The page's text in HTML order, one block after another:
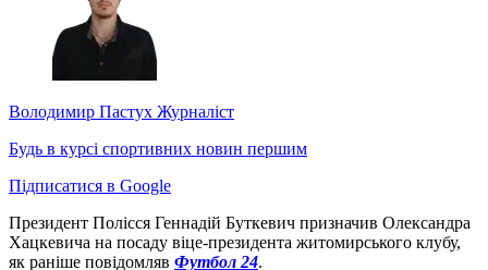
Володимир Пастух Журналіст
Будь в курсі спортивних новин першим
Підписатися в Google
Президент Полісся Геннадій Буткевич призначив Олександра
Хацкевича на посаду віце-президента житомирського клубу,
як раніше повідомляв Футбол 24.